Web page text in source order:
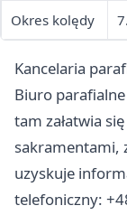
Okres kolędy
Kancelaria
Biuro parafialne
tam załatwia
sakramentami,
uzyskuje
telefoniczny: